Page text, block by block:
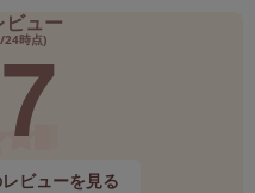
ビュー
24時点)
ビューを見る